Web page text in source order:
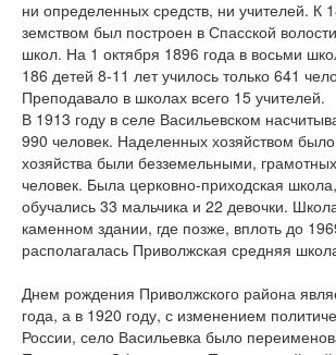
ни определенных средств, ни учителей. К
земством был построен в Спасской
школ. На 1 октября 1896 года в восьми
186 детей 8-11 лет училось только 641
Преподавало в школах всего 15 учителей.
В 1913 году в селе Васильевском
990 человек. Наделенных хозяйством
хозяйства были безземельными,
человек. Была церковно-приходская
обучались 33 мальчика и 22 девочки.
каменном здании, где позже, вплоть до
располагалась Приволжская средняя
Днем рождения Приволжского района
года, а в 1920 году, с изменением
России, село Васильевка было